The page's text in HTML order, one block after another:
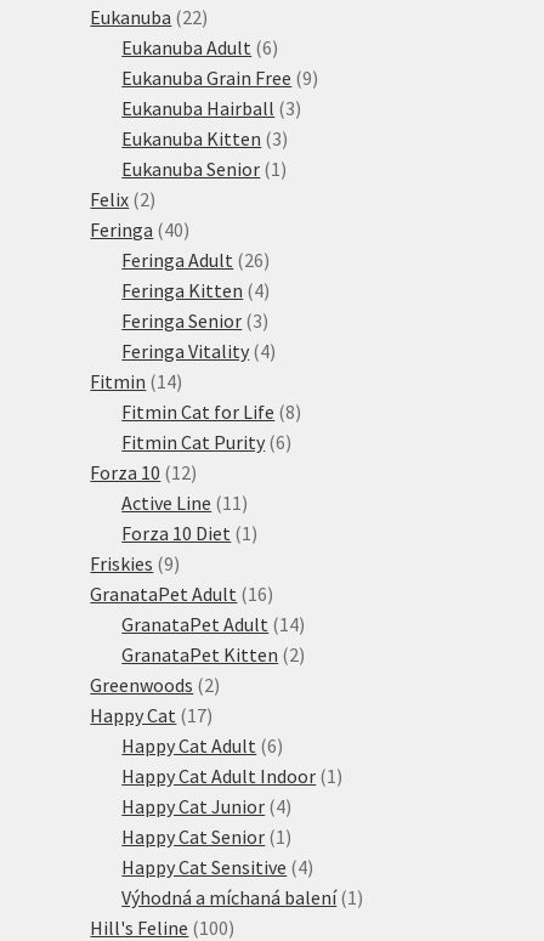
Eukanuba 2222
produktů
Eukanuba Adult 66
produktů
Eukanuba Grain Free 99
Eukanuba Hairball 33
Eukanuba Kitten 33
produkty
Eukanuba Senior 1 1
Felix 22
produkty
Feringa 4040
produktů
Feringa Adult 2626
produktů
Feringa Kitten 44
produkty
Feringa Senior 33
produkty
Feringa Vitality 44
Fitmin 1414
produktů
Fitmin Cat for Life 88
Fitmin Cat Purity 66
Forza 10 1212
produktů
Active Line 11 11
produktů
Forza 10 Diet 1 1
Friskies 99
produktů
GranataPet Adult 1616
produktů
GranataPet Adult 1414
produktů
GranataPet Kitten 22
Greenwoods 22
Happy Cat 1717
produktů
Happy Cat Adult 66
produktů
Happy Cat Adult Indoor 1 1
Happy Cat Junior 44
produkty
Happy Cat Senior 1 1
produkt
Happy Cat Sensitive 44
produkty
Výhodná a míchaná balení 1 1
Hill's Feline 100100